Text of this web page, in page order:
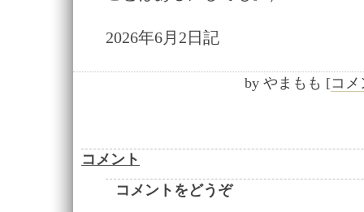
2026年6月2日記
by やまもも [コメ
コメント
コメントをどうぞ